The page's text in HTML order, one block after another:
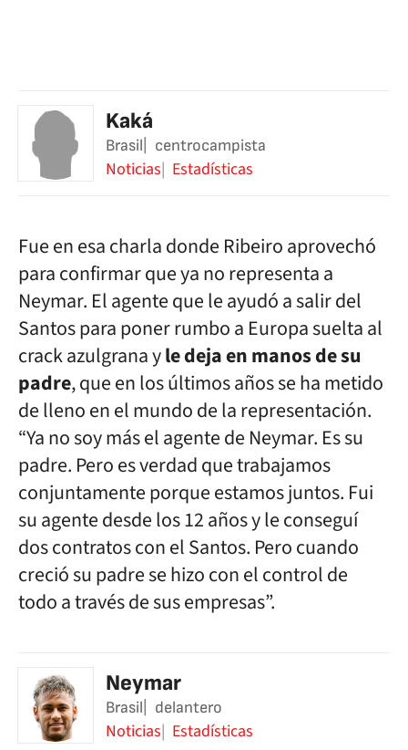
Kaká
Brasil centrocampista
Noticias Estadísticas
Fue en esa charla donde Ribeiro aprovechó
para confirmar que ya no representa a
Neymar. El agente que le ayudó a salir del
Santos para poner rumbo a Europa suelta al
crack azulgrana yle deja en manos de su
padre, que en los últimos años se ha metido
de lleno en el mundo de la representación.
“Ya no soy más el agente de Neymar. Es su
padre. Pero es verdad que trabajamos
conjuntamente porque estamos juntos. Fui
su agente desde los 12 años y le conseguí
dos contratos con el Santos. Pero cuando
creció su padre se hizo con el control de
todo a través de sus empresas”.
Neymar
Brasil delantero
Noticias Estadísticas